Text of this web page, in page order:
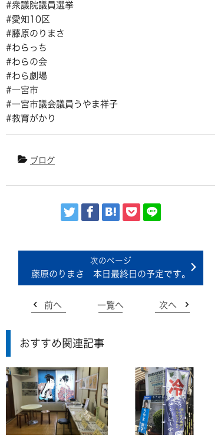
#衆議院議員選挙
#愛知10区
#藤原のりまさ
#わらっち
#わらの会
#わら劇場
#一宮市
#一宮市議会議員うやま祥子
#教育がかり
ブログ
藤原のりまさ 本日最終日の予定です。
前へ 一覧へ 次へ
おすすめ関連記事